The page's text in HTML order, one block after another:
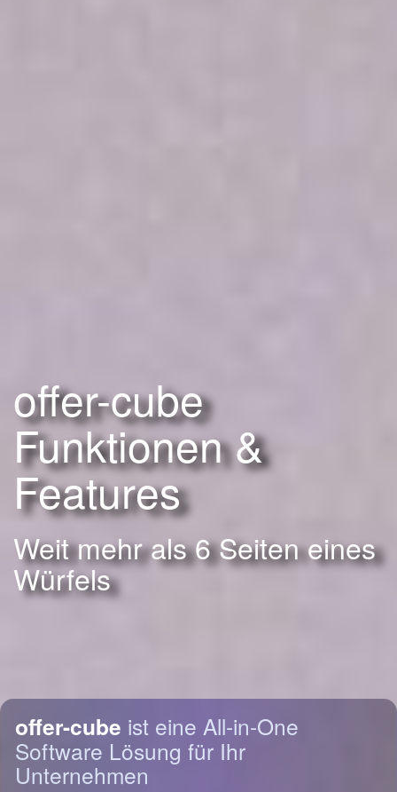
offer-cube
Funktionen &
Features
Weit mehr als 6 Seiten eines
Würfels
offer-cube ist eine All-in-One
Software Lösung für Ihr
Unternehmen